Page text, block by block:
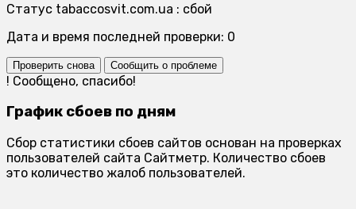
Статус tabaccosvit.com.ua : сбой
Дата и время последней проверки: 0
Проверить снова Сообщить о проблеме
! Сообщено, спасибо!
График сбоев по дням
Сбор статистики сбоев сайтов основан на проверках
пользователей сайта Сайтметр. Количество сбоев
это количество жалоб пользователей.